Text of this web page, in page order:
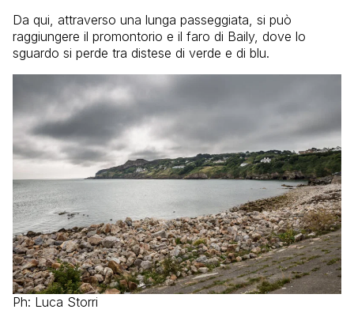
Da qui, attraverso una lunga passeggiata, si può
raggiungere il promontorio e il faro di Baily, dove lo
sguardo si perde tra distese di verde e di blu.
Ph: Luca Storri